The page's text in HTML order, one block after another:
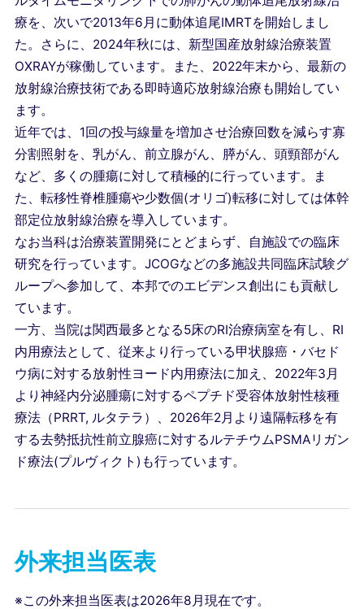
療を、次いで2013年6月に動体追尾IMRTを開始しまし
た。さらに、2024年秋には、新型国産放射線治療装置
OXRAYが稼働しています。また、2022年末から、最新の
放射線治療技術である即時適応放射線治療も開始してい
ます。
近年では、1回の投与線量を増加させ治療回数を減らす寡
分割照射を、乳がん、前立腺がん、膵がん、頭頸部がん
など、多くの腫瘍に対して積極的に行っています。ま
た、転移性脊椎腫瘍や少数個(オリゴ)転移に対しては体幹
部定位放射線治療を導入しています。
なお当科は治療装置開発にとどまらず、自施設での臨床
研究を行っています。JCOGなどの多施設共同臨床試験グ
ループへ参加して、本邦でのエビデンス創出にも貢献し
ています。
一方、当院は関西最多となる5床のRI治療病室を有し、RI
内用療法として、従来より行っている甲状腺癌・バセド
ウ病に対する放射性ヨード内用療法に加え、2022年3月
より神経内分泌腫瘍に対するペプチド受容体放射性核種
療法（PRRT, ルタテラ）、2026年2月より遠隔転移を有
する去勢抵抗性前立腺癌に対するルテチウムPSMAリガン
ド療法(プルヴィクト)も行っています。
外来担当医表
※この外来担当医表は2026年8月現在です。